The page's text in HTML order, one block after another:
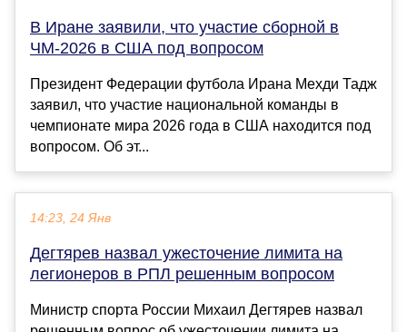
В Иране заявили, что участие сборной в
ЧМ-2026 в США под вопросом
Президент Федерации футбола Ирана Мехди Тадж
заявил, что участие национальной команды в
чемпионате мира 2026 года в США находится под
вопросом. Об эт...
14:23, 24 Янв
Дегтярев назвал ужесточение лимита на
легионеров в РПЛ решенным вопросом
Министр спорта России Михаил Дегтярев назвал